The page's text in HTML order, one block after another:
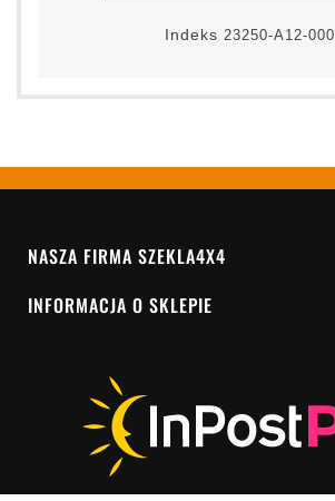
Indeks 23250-A12-000
NASZA FIRMA SZEKLA4X4
INFORMACJA O SKLEPIE